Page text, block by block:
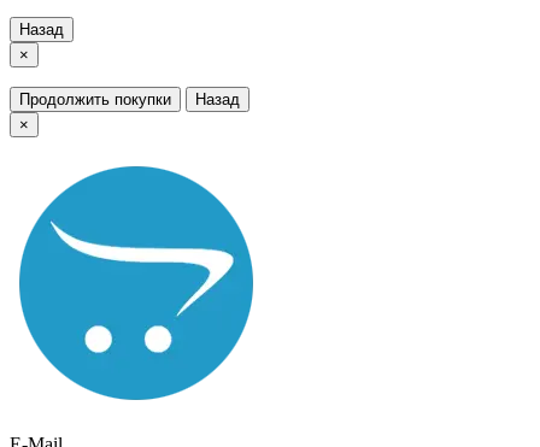
Назад
×
Продолжить покупки
Назад
×